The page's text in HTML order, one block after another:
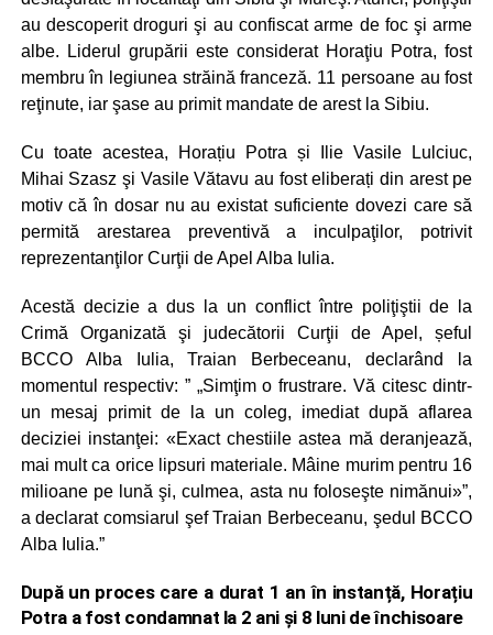
au descoperit droguri şi au confiscat arme de foc şi arme
albe. Liderul grupării este considerat Horaţiu Potra, fost
membru în legiunea străină franceză. 11 persoane au fost
reţinute, iar şase au primit mandate de arest la Sibiu.
Cu toate acestea, Horațiu Potra și Ilie Vasile Lulciuc,
Mihai Szasz şi Vasile Vătavu au fost eliberați din arest pe
motiv că în dosar nu au existat suficiente dovezi care să
permită arestarea preventivă a inculpaţilor, potrivit
reprezentanţilor Curţii de Apel Alba Iulia.
Acestă decizie a dus la un conflict între poliţiştii de la
Crimă Organizată şi judecătorii Curţii de Apel, șeful
BCCO Alba Iulia, Traian Berbeceanu, declarând la
momentul respectiv: ” „Simţim o frustrare. Vă citesc dintr-
un mesaj primit de la un coleg, imediat după aflarea
deciziei instanţei: «Exact chestiile astea mă deranjează,
mai mult ca orice lipsuri materiale. Mâine murim pentru 16
milioane pe lună şi, culmea, asta nu foloseşte nimănui»”,
a declarat comsiarul şef Traian Berbeceanu, şedul BCCO
Alba Iulia.”
După un proces care a durat 1 an în instanță, Horațiu
Potra a fost condamnat la 2 ani și 8 luni de închisoare